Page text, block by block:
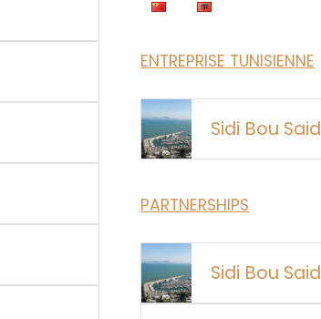
ENTREPRISE TUNISIENNE
Sidi Bou Said
PARTNERSHIPS
Sidi Bou Said